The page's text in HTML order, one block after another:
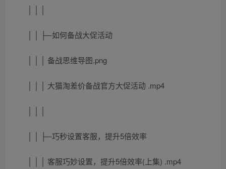
│ │ ├─如何备战大促活动
│ │ │ 备战思维导图.png
│ │ │ 大猫淘差价备战官方大促活动 .mp4
│ │ ├─巧秒设置客服，提升5倍效率
│ │ │ 客服巧妙设置，提升5倍效率(上集) .mp4